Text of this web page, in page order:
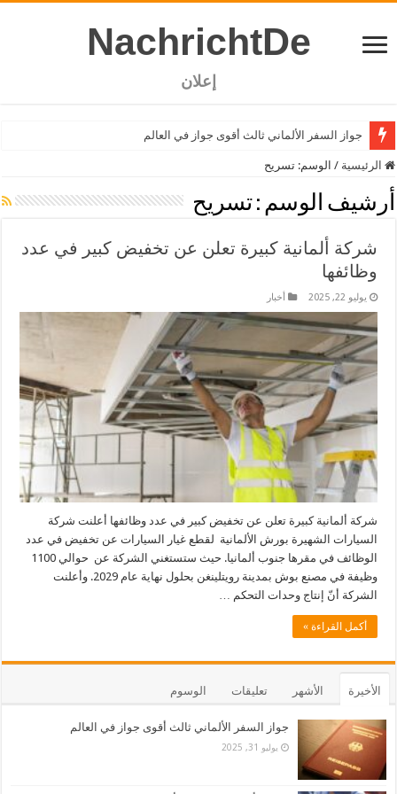
NachrichtDe
إعلان
جواز السفر الألماني ثالث أقوى جواز في العالم
الرئيسية / الوسم:تسريح
أرشيف الوسم :تسريح
شركة ألمانية كبيرة تعلن عن تخفيض كبير في عدد
وظائفها
يوليو 22, 2025 أخبار
شركة ألمانية كبيرة تعلن عن تخفيض كبير في عدد وظائفها أعلنت شركة
السيارات الشهيرة بورش الألمانية لقطع غيار السيارات عن تخفيض في عدد
الوظائف في مقرها جنوب ألمانيا. حيث ستستغني الشركة عن حوالي 1100
وظيفة في مصنع بوش بمدينة رويتلينغن بحلول نهاية عام 2029. وأعلنت
الشركة أنّ إنتاج وحدات التحكم …
أكمل القراءة »
الأخيرة الأشهر تعليقات الوسوم
جواز السفر الألماني ثالث أقوى جواز في العالم
يوليو 31, 2025